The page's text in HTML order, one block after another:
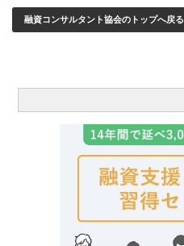
融資コンサルタント協会のトップへ戻る